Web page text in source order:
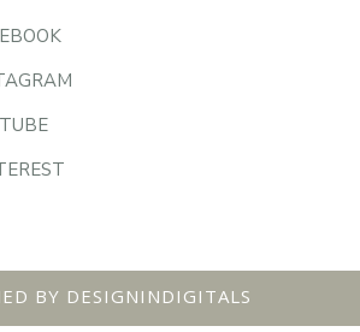
BY DESIGNINDIGITALS